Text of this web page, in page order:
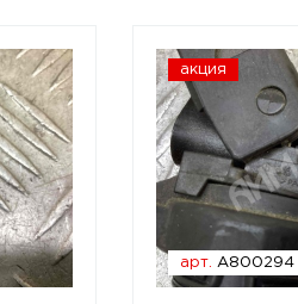
акция
арт. A800294